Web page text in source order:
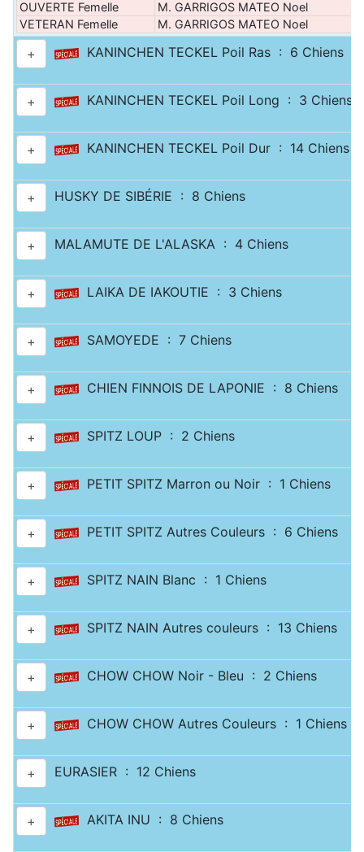
OUVERTE Femelle M. GARRIGOS MATEO Noel
VETERAN Femelle
M. GARRIGOS MATEO Noel
+ KANINCHEN TECKEL Poil Ras : 6 Chiens
+ KANINCHEN TECKEL Poil Long : 3 Chiens
+ KANINCHEN TECKEL Poil Dur : 14 Chiens
+ HUSKY DE SIBÉRIE : 8 Chiens
+ MALAMUTE DE L'ALASKA : 4 Chiens
+ LAIKA DE IAKOUTIE : 3 Chiens
+ SAMOYEDE : 7 Chiens
+ CHIEN FINNOIS DE LAPONIE : 8 Chiens
+ SPITZ LOUP : 2 Chiens
+ PETIT SPITZ Marron ou Noir : 1 Chiens
+ PETIT SPITZ Autres Couleurs : 6 Chiens
+ SPITZ NAIN Blanc : 1 Chiens
+ SPITZ NAIN Autres couleurs : 13 Chiens
+ CHOW CHOW Noir - Bleu : 2 Chiens
+ CHOW CHOW Autres Couleurs : 1 Chiens
+ EURASIER : 12 Chiens
+ AKITA INU : 8 Chiens